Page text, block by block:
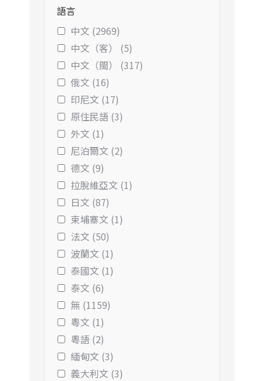
語言
中文 (2969)
中文（客） (5)
中文（閩） (317)
俄文 (16)
印尼文 (17)
原住民語 (3)
外文 (1)
尼泊爾文 (2)
德文 (9)
拉脫維亞文 (1)
日文 (87)
柬埔寨文 (1)
法文 (50)
波蘭文 (1)
泰國文 (1)
泰文 (6)
無 (1159)
粵文 (1)
粵語 (2)
緬甸文 (3)
義大利文 (3)